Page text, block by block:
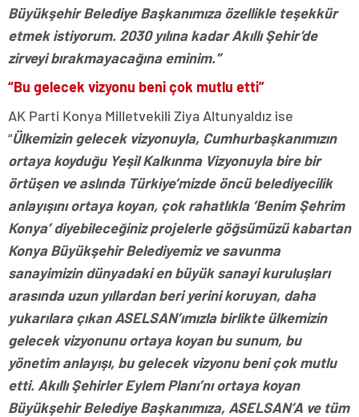
Büyükşehir Belediye Başkanımıza özellikle teşekkür
etmek istiyorum. 2030 yılına kadar Akıllı Şehir’de
zirveyi bırakmayacağına eminim.”
“Bu gelecek vizyonu beni çok mutlu etti”
AK Parti Konya Milletvekili Ziya Altunyaldız ise
“Ülkemizin gelecek vizyonuyla, Cumhurbaşkanımızın
ortaya koyduğu Yeşil Kalkınma Vizyonuyla bire bir
örtüşen ve aslında Türkiye’mizde öncü belediyecilik
anlayışını ortaya koyan, çok rahatlıkla ‘Benim Şehrim
Konya’ diyebileceğiniz projelerle göğsümüzü kabartan
Konya Büyükşehir Belediyemiz ve savunma
sanayimizin dünyadaki en büyük sanayi kuruluşları
arasında uzun yıllardan beri yerini koruyan, daha
yukarılara çıkan ASELSAN’ımızla birlikte ülkemizin
gelecek vizyonunu ortaya koyan bu sunum, bu
yönetim anlayışı, bu gelecek vizyonu beni çok mutlu
etti. Akıllı Şehirler Eylem Planı’nı ortaya koyan
Büyükşehir Belediye Başkanımıza, ASELSAN’A ve tüm